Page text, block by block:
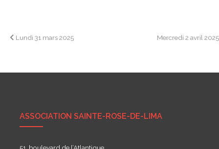
Navigation
Lundi 31 mars 2025 Mercredi 2 avril
ASSOCIATION SAINTE-ROSE-DE-LIMA
51, boulevard de l’Atlantique